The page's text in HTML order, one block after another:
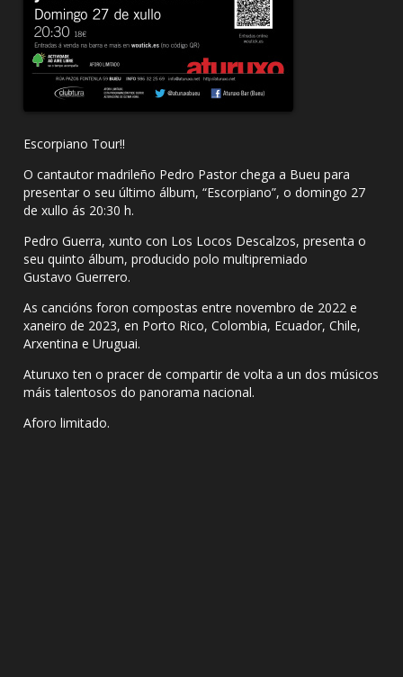
Escorpiano Tour!!
O cantautor madrileño Pedro Pastor chega a Bueu para
presentar o seu último álbum, “Escorpiano”, o domingo 27
de xullo ás 20:30 h.
Pedro Guerra, xunto con Los Locos Descalzos, presenta o
seu quinto álbum, producido polo multipremiado
Gustavo Guerrero.
As cancións foron compostas entre novembro de 2022 e
xaneiro de 2023, en Porto Rico, Colombia, Ecuador, Chile,
Arxentina e Uruguai.
Aturuxo ten o pracer de compartir de volta a un dos músicos
máis talentosos do panorama nacional.
Aforo limitado.